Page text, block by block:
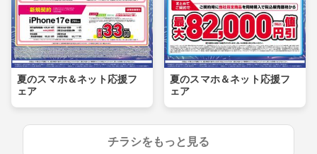
夏のスマホ＆ネット応援フ
ェア
夏のスマホ＆ネット応援フ
ェア
チラシをもっと見る